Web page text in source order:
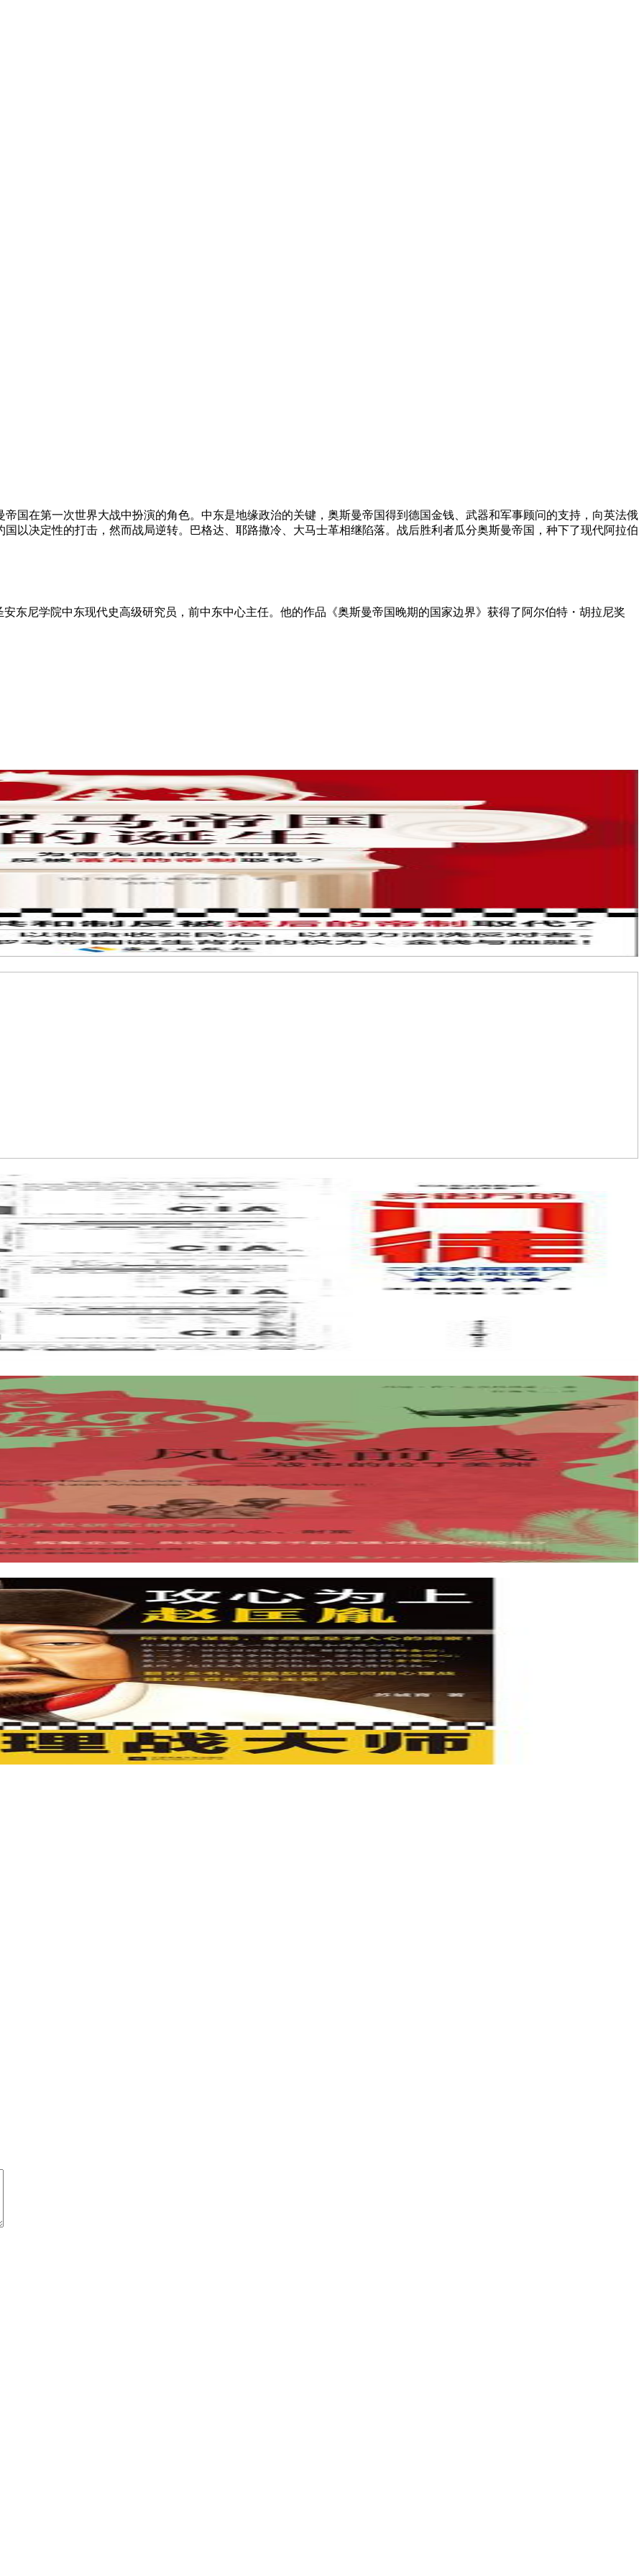
国在第一次世界大战中扮演的角色。中东是地缘政治的关键，奥斯曼帝国得到德国金钱、武器和军事顾问的支持，向英法俄
以决定性的打击，然而战局逆转。巴格达、耶路撒冷、大马士革相继陷落。战后胜利者瓜分奥斯曼帝国，种下了现代阿拉伯
安东尼学院中东现代史高级研究员，前中东中心主任。他的作品《奥斯曼帝国晚期的国家边界》获得了阿尔伯特・胡拉尼奖